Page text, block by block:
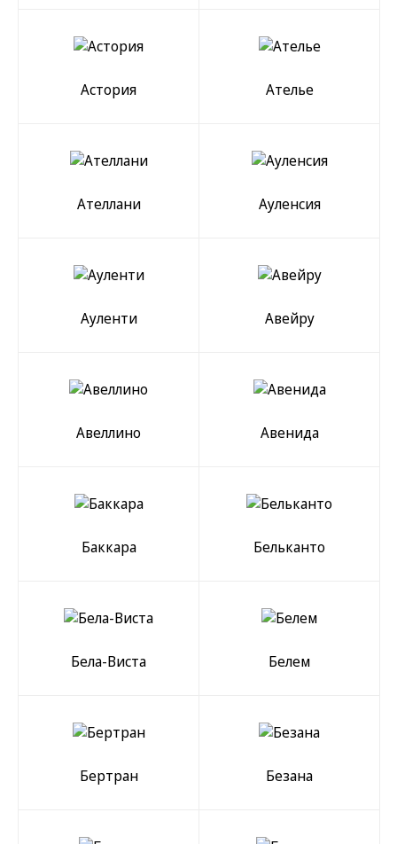
Астория Ателье
Ателлани Ауленсия
Ауленти Авейру
Авеллино Авенида
Баккара Бельканто
Бела-Виста Белем
Бертран Безана